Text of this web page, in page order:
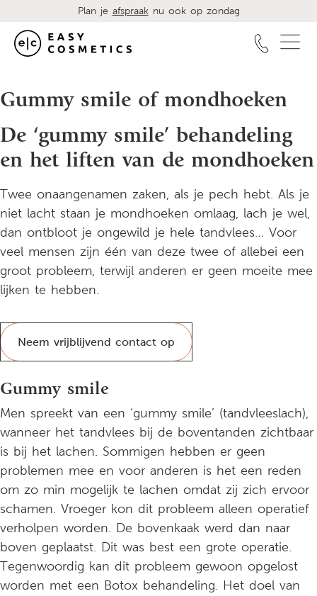
Plan je afspraaknu ook op zondag
Gummy smile of mondhoeken
De ‘gummy smile’ behandeling
en het liften van de mondhoeken
Twee onaangenamen zaken, als je pech hebt. Als je
niet lacht staan je mondhoeken omlaag, lach je wel,
dan ontbloot je ongewild je hele tandvlees… Voor
veel mensen zijn één van deze twee of allebei een
groot probleem, terwijl anderen er geen moeite mee
lijken te hebben.
Neem vrijblijvend contact op
Gummy smile
Men spreekt van een ‘gummy smile’ (tandvleeslach),
wanneer het tandvlees bij de boventanden zichtbaar
is bij het lachen. Sommigen hebben er geen
problemen mee en voor anderen is het een reden
om zo min mogelijk te lachen omdat zij zich ervoor
schamen. Vroeger kon dit probleem alleen operatief
verholpen worden. De bovenkaak werd dan naar
boven geplaatst. Dit was best een grote operatie.
Tegenwoordig kan dit probleem gewoon opgelost
worden met een Botox behandeling. Het doel van